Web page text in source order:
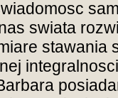
swiata
stawania